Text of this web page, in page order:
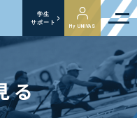
学生
サポート
My UNIVAS
る